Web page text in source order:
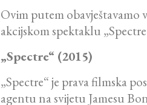
Ovim putem obavještavamo
akcijskom spektaklu
„Spectre“ (2015)
„Spectre“ je prava filmska
agentu na svijetu Jamesu